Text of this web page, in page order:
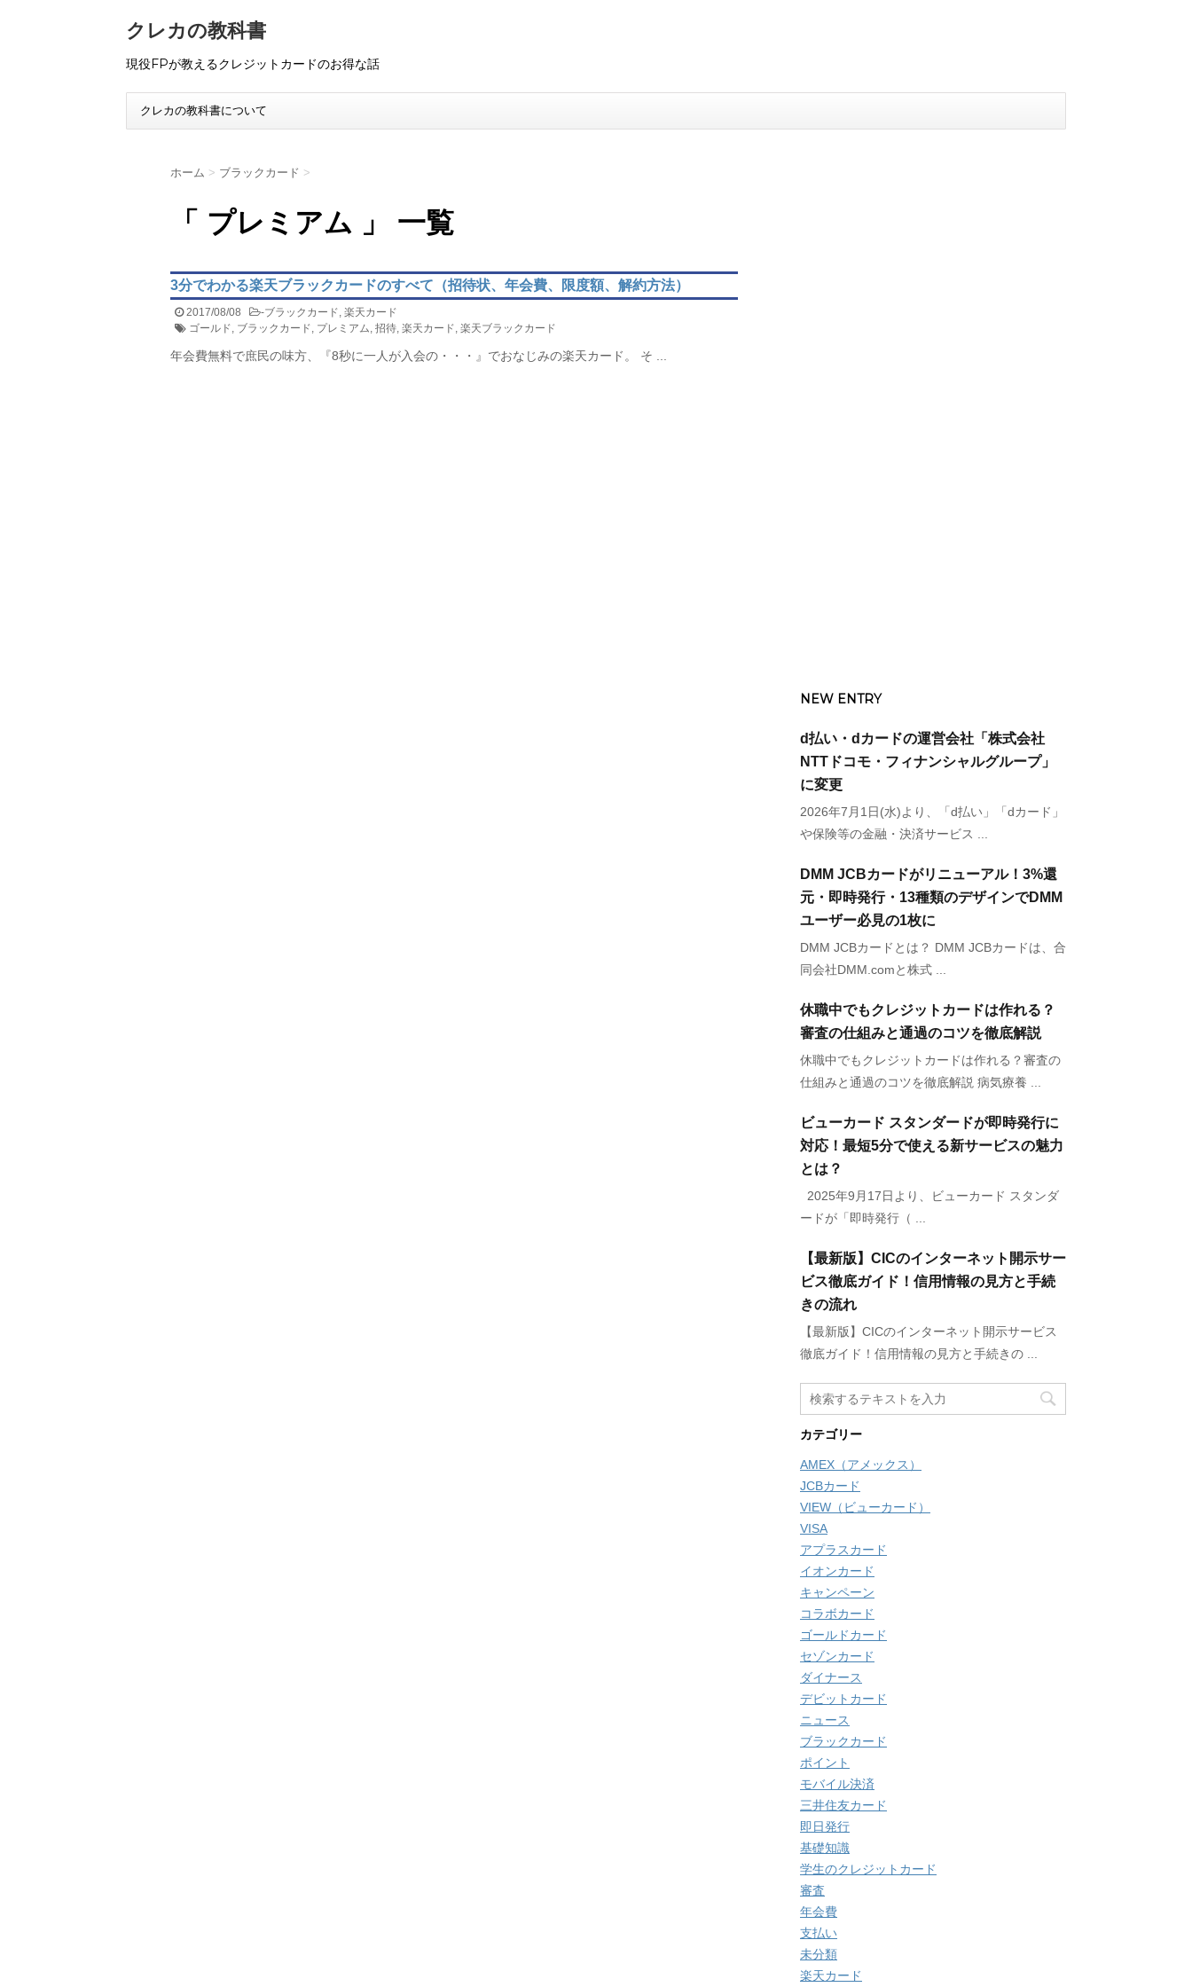
クレカの教科書
現役FPが教えるクレジットカードのお得な話
クレカの教科書について
ホーム > ブラックカード >
「 プレミアム 」 一覧
3分でわかる楽天ブラックカードのすべて（招待状、年会費、限度額、解約方法）
2017/08/08 -ブラックカード, 楽天カード
ゴールド, ブラックカード, プレミアム, 招待, 楽天カード, 楽天ブラックカード
年会費無料で庶民の味方、『8秒に一人が入会の・・・』でおなじみの楽天カード。 そ ...
NEW ENTRY
d払い・dカードの運営会社「株式会社
NTTドコモ・フィナンシャルグループ」
に変更
2026年7月1日(水)より、「d払い」「dカード」
や保険等の金融・決済サービス ...
DMM JCBカードがリニューアル！3%還
元・即時発行・13種類のデザインでDMM
ユーザー必見の1枚に
DMM JCBカードとは？ DMM JCBカードは、合
同会社DMM.comと株式 ...
休職中でもクレジットカードは作れる？
審査の仕組みと通過のコツを徹底解説
休職中でもクレジットカードは作れる？審査の
仕組みと通過のコツを徹底解説 病気療養 ...
ビューカード スタンダードが即時発行に
対応！最短5分で使える新サービスの魅力
とは？
2025年9月17日より、ビューカード スタンダ
ードが「即時発行（ ...
【最新版】CICのインターネット開示サー
ビス徹底ガイド！信用情報の見方と手続
きの流れ
【最新版】CICのインターネット開示サービス
徹底ガイド！信用情報の見方と手続きの ...
カテゴリー
AMEX（アメックス）
JCBカード
VIEW（ビューカード）
VISA
アプラスカード
イオンカード
キャンペーン
コラボカード
ゴールドカード
セゾンカード
ダイナース
デビットカード
ニュース
ブラックカード
ポイント
モバイル決済
三井住友カード
即日発行
基礎知識
学生のクレジットカード
審査
年会費
支払い
未分類
楽天カード